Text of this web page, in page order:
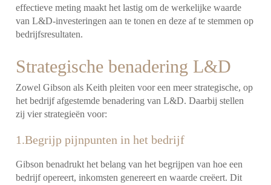
effectieve meting maakt het lastig om de werkelijke waarde
van L&D-investeringen aan te tonen en deze af te stemmen op
bedrijfsresultaten.
Strategische benadering L&D
Zowel Gibson als Keith pleiten voor een meer strategische, op
het bedrijf afgestemde benadering van L&D. Daarbij stellen
zij vier strategieën voor:
1.Begrijp pijnpunten in het bedrijf
Gibson benadrukt het belang van het begrijpen van hoe een
bedrijf opereert, inkomsten genereert en waarde creëert. Dit